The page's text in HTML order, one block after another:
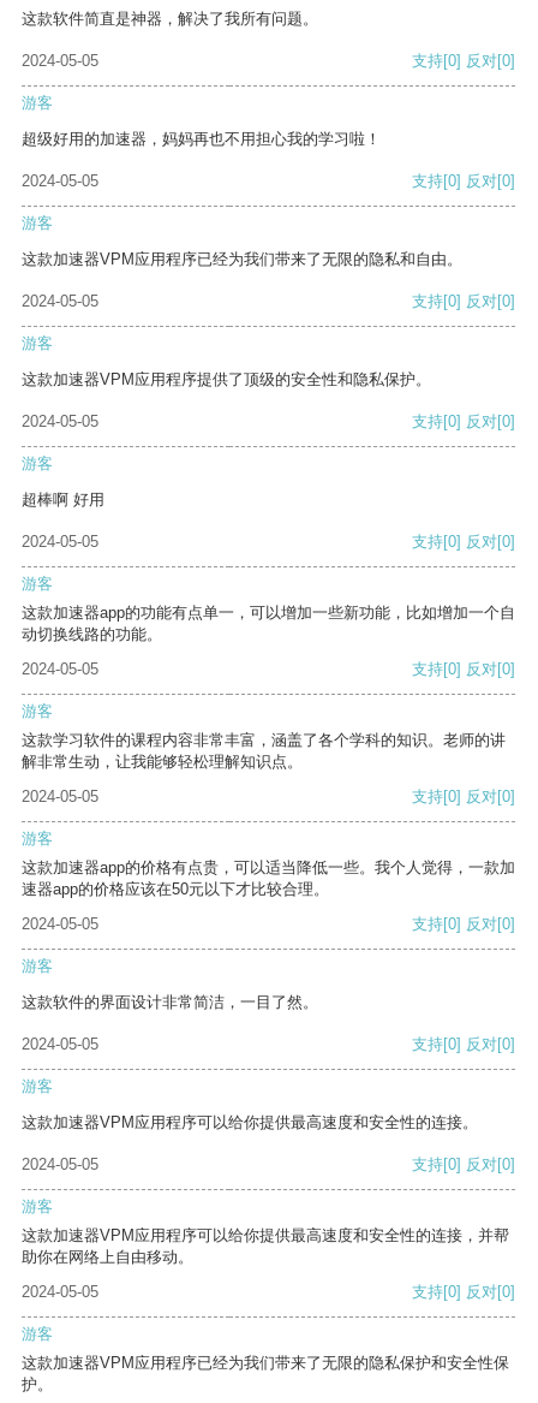
这款软件简直是神器，解决了我所有问题。
2024-05-05 支持[0] 反对[0]
游客
超级好用的加速器，妈妈再也不用担心我的学习啦！
2024-05-05 支持[0] 反对[0]
游客
这款加速器VPM应用程序已经为我们带来了无限的隐私和自由。
2024-05-05 支持[0] 反对[0]
游客
这款加速器VPM应用程序提供了顶级的安全性和隐私保护。
2024-05-05 支持[0] 反对[0]
游客
超棒啊 好用
2024-05-05 支持[0] 反对[0]
游客
这款加速器app的功能有点单一，可以增加一些新功能，比如增加一个自
动切换线路的功能。
2024-05-05
支持[0] 反对[0]
游客
这款学习软件的课程内容非常丰富，涵盖了各个学科的知识。老师的讲
解非常生动，让我能够轻松理解知识点。
2024-05-05
支持[0] 反对[0]
游客
这款加速器app的价格有点贵，可以适当降低一些。我个人觉得，一款加
速器app的价格应该在50元以下才比较合理。
2024-05-05
支持[0] 反对[0]
游客
这款软件的界面设计非常简洁，一目了然。
2024-05-05 支持[0] 反对[0]
游客
这款加速器VPM应用程序可以给你提供最高速度和安全性的连接。
2024-05-05 支持[0] 反对[0]
游客
这款加速器VPM应用程序可以给你提供最高速度和安全性的连接，并帮
助你在网络上自由移动。
2024-05-05
支持[0] 反对[0]
游客
这款加速器VPM应用程序已经为我们带来了无限的隐私保护和安全性保
护。